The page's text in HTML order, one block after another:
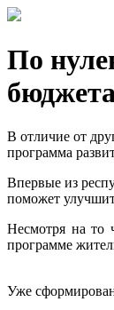
По
В отличие от
программа
Впервые из
поможет
Несмотря на то
программе
Уже